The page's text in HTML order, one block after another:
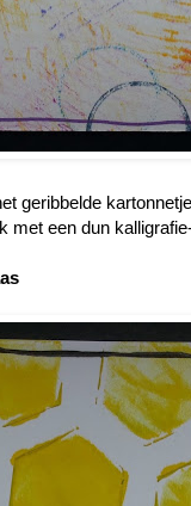
geribbelde
een dun